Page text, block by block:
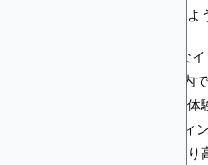
証の面では明確な限界があるよ
Blockchain-Adsは、直感的な
エイティブビルダー、5分以内
により、パフォーマンス広告体
AdCashの限定的なターゲティ
できる広告品質基準によるよ